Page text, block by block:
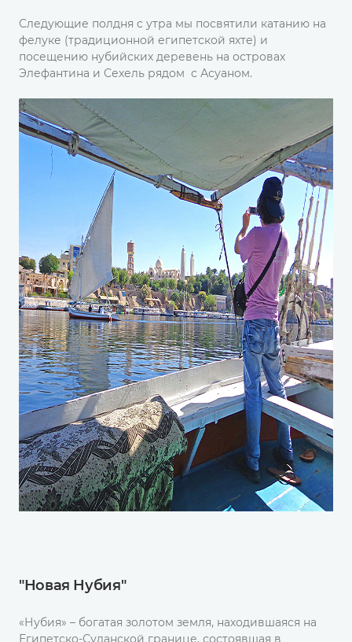
Следующие полдня с утра мы посвятили катанию на
фелуке (традиционной египетской яхте) и
посещению нубийских деревень на островах
Элефантина и Сехель рядом с Асуаном.
"Новая Нубия"
«Нубия» – богатая золотом земля, находившаяся на
Египетско-Суданской границе, состоявшая в